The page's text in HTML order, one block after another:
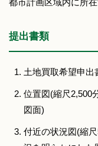
提出書類
土地買取希望申出
位置図(縮尺2,500
図面)
付近の状況図(縮